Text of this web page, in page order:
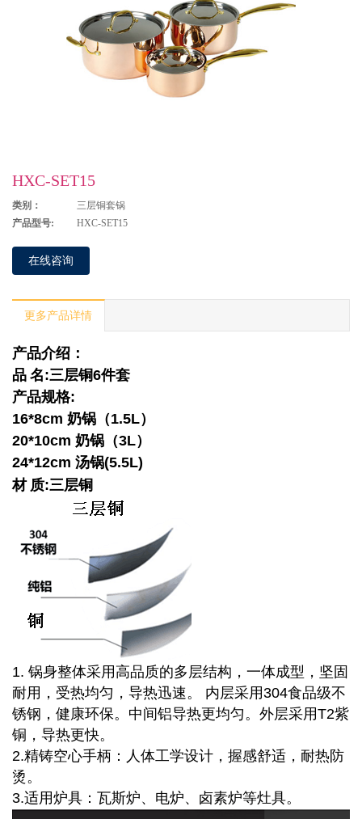
HXC-SET15
类别：
三层铜套锅
产品型号:
HXC-SET15
在线咨询
更多产品详情
产品介绍：
品 名:三层铜6件套
产品规格:
16*8cm 奶锅（1.5L）
20*10cm 奶锅（3L）
24*12cm 汤锅(5.5L)
材 质:三层铜
1. 锅身整体采用高品质的多层结构，一体成型，坚固
耐用，受热均匀，导热迅速。 内层采用304食品级不
锈钢，健康环保。中间铝导热更均匀。外层采用T2紫
铜，导热更快。
2.精铸空心手柄：人体工学设计，握感舒适，耐热防
烫。
3.适用炉具：瓦斯炉、电炉、卤素炉等灶具。